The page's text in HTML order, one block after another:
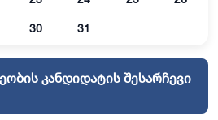
30 31
კანდიდატის შესარჩევი